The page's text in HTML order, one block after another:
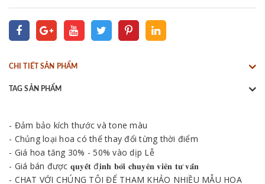
CHI TIẾT SẢN PHẨM
TAG SẢN PHẨM
- Đảm bảo kích thước và tone màu
- Chủng loại hoa có thể thay đổi từng thời điểm
- Giá hoa tăng 30% - 50% vào dịp Lễ
- Giá bán được 𝐪𝐮𝐲𝐞̂́𝐭 đ𝐢̣𝐧𝐡 𝐛𝐨̛̉𝐢 𝐜𝐡𝐮𝐲𝐞̂𝐧 𝐯𝐢𝐞̂𝐧 𝐭𝐮̛ 𝐯𝐚̂́𝐧
- CHAT VỚI CHÚNG TÔI ĐỂ THAM KHẢO NHIỀU MẪU HOA